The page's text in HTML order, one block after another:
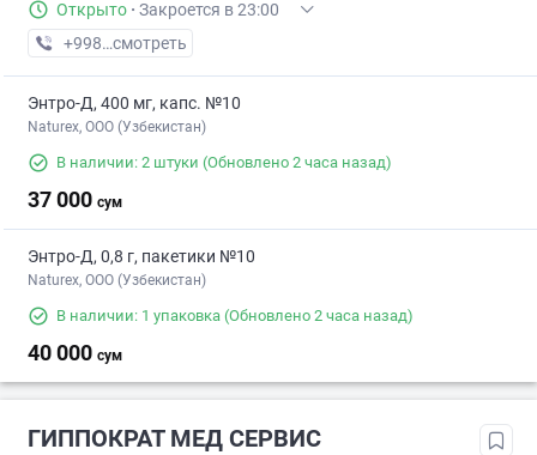
Открыто · Закроется в 23:00
+998 (98) XXX-XX-XX
смотреть
Энтро-Д, 400 мг, капс. №10
Naturex, OOO (Узбекистан)
В наличии: 2 штуки (Обновлено 2 часа назад)
37 000 сум
Энтро-Д, 0,8 г, пакетики №10
Naturex, OOO (Узбекистан)
В наличии: 1 упаковка (Обновлено 2 часа назад)
40 000 сум
ГИППОКРАТ МЕД СЕРВИС